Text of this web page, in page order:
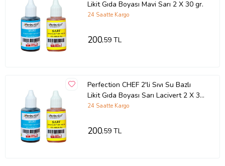
Likit Gıda Boyası Mavi Sarı 2 X 30 gr.
24 Saatte Kargo
200,59 TL
Perfection CHEF 2'li Sıvı Su Bazlı
Likit Gıda Boyası Sarı Lacivert 2 X 30
gr.
24 Saatte Kargo
200,59 TL